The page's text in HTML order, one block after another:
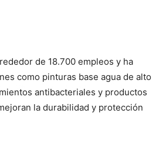
de 18.700 empleos y ha
como pinturas base agua de alto
antibacteriales y productos
la durabilidad y protección